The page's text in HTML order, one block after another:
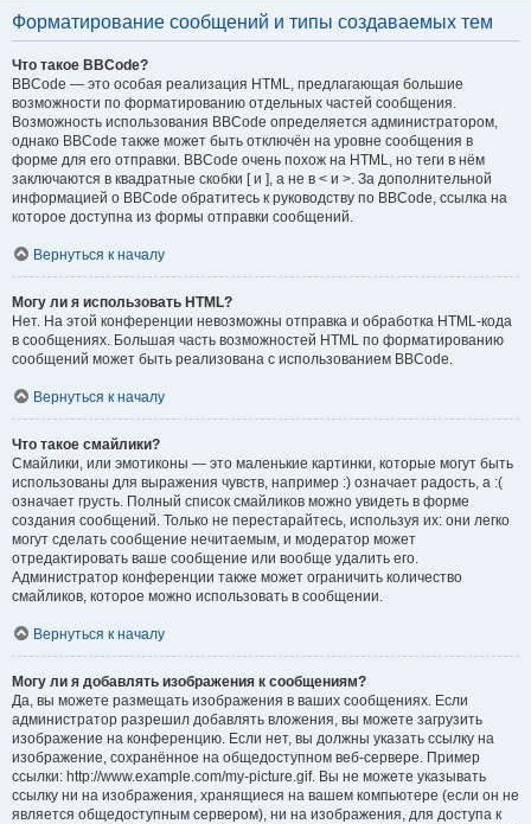
Форматирование сообщений и типы создаваемых тем
Что такое BBCode?
BBCode — это особая реализация HTML, предлагающая большие
возможности по форматированию отдельных частей сообщения.
Возможность использования BBCode определяется администратором,
однако BBCode также может быть отключён на уровне сообщения в
форме для его отправки. BBCode очень похож на HTML, но теги в нём
заключаются в квадратные скобки [ и ], а не в < и >. За дополнительной
информацией о BBCode обратитесь к руководству по BBCode, ссылка на
которое доступна из формы отправки сообщений.
Вернуться к началу
Могу ли я использовать HTML?
Нет. На этой конференции невозможны отправка и обработка HTML-кода
в сообщениях. Большая часть возможностей HTML по форматированию
сообщений может быть реализована с использованием BBCode.
Вернуться к началу
Что такое смайлики?
Смайлики, или эмотиконы — это маленькие картинки, которые могут быть
использованы для выражения чувств, например :) означает радость, а :(
означает грусть. Полный список смайликов можно увидеть в форме
создания сообщений. Только не перестарайтесь, используя их: они легко
могут сделать сообщение нечитаемым, и модератор может
отредактировать ваше сообщение или вообще удалить его.
Администратор конференции также может ограничить количество
смайликов, которое можно использовать в сообщении.
Вернуться к началу
Могу ли я добавлять изображения к сообщениям?
Да, вы можете размещать изображения в ваших сообщениях. Если
администратор разрешил добавлять вложения, вы можете загрузить
изображение на конференцию. Если нет, вы должны указать ссылку на
изображение, сохранённое на общедоступном веб-сервере. Пример
ссылки: http://www.example.com/my-picture.gif. Вы не можете указывать
ссылку ни на изображения, хранящиеся на вашем компьютере (если он не
является общедоступным сервером), ни на изображения, для доступа к